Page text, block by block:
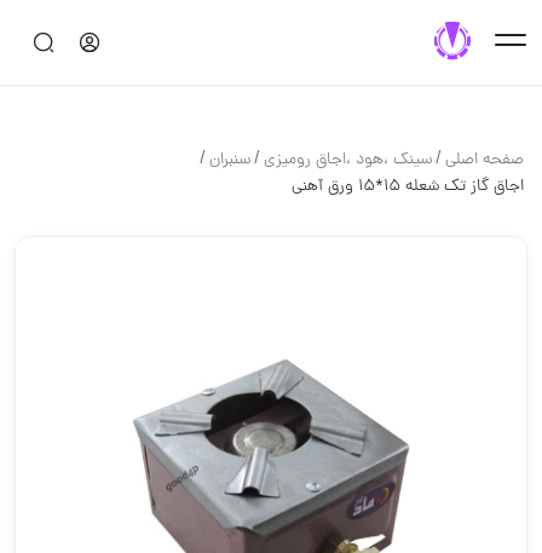
صفحه اصلی/سینک ،هود ،اجاق رومیزی/سنبران/
اجاق گاز تک شعله 15*15 ورق آهنی